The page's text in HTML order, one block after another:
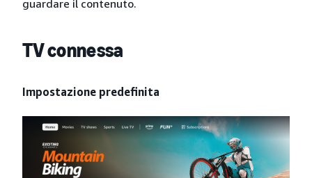
guardare il contenuto.
TV connessa
Impostazione predefinita